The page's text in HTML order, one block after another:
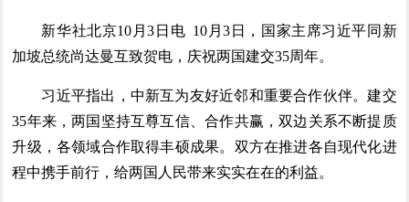
新华社北京10月3日电 10月3日，国家主席习近平同新
加坡总统尚达曼互致贺电，庆祝两国建交35周年。
习近平指出，中新互为友好近邻和重要合作伙伴。建交
35年来，两国坚持互尊互信、合作共赢，双边关系不断提质
升级，各领域合作取得丰硕成果。双方在推进各自现代化进
程中携手前行，给两国人民带来实实在在的利益。